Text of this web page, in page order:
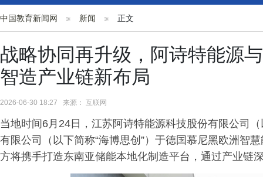
中国教育新闻网 新闻 正文
战略协同再升级，阿诗特能源
智造产业链新布局
2026-06-30 18:27 来源： 互联网
当地时间6月24日，江苏阿诗特能源科技股份有限公司
有限公司（以下简称“海博思创”）于德国慕尼黑欧洲智
方将携手打造东南亚储能本地化制造平台，通过产业链